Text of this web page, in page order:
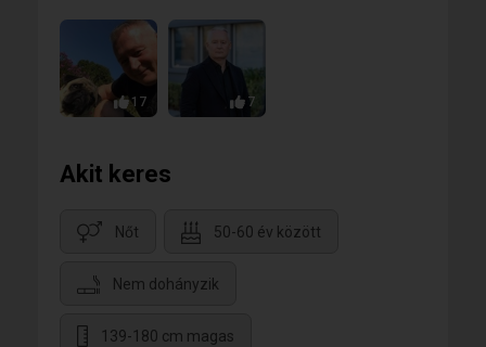
17 7
Akit keres
Nőt 50-60 év között
Nem dohányzik
139-180 cm magas